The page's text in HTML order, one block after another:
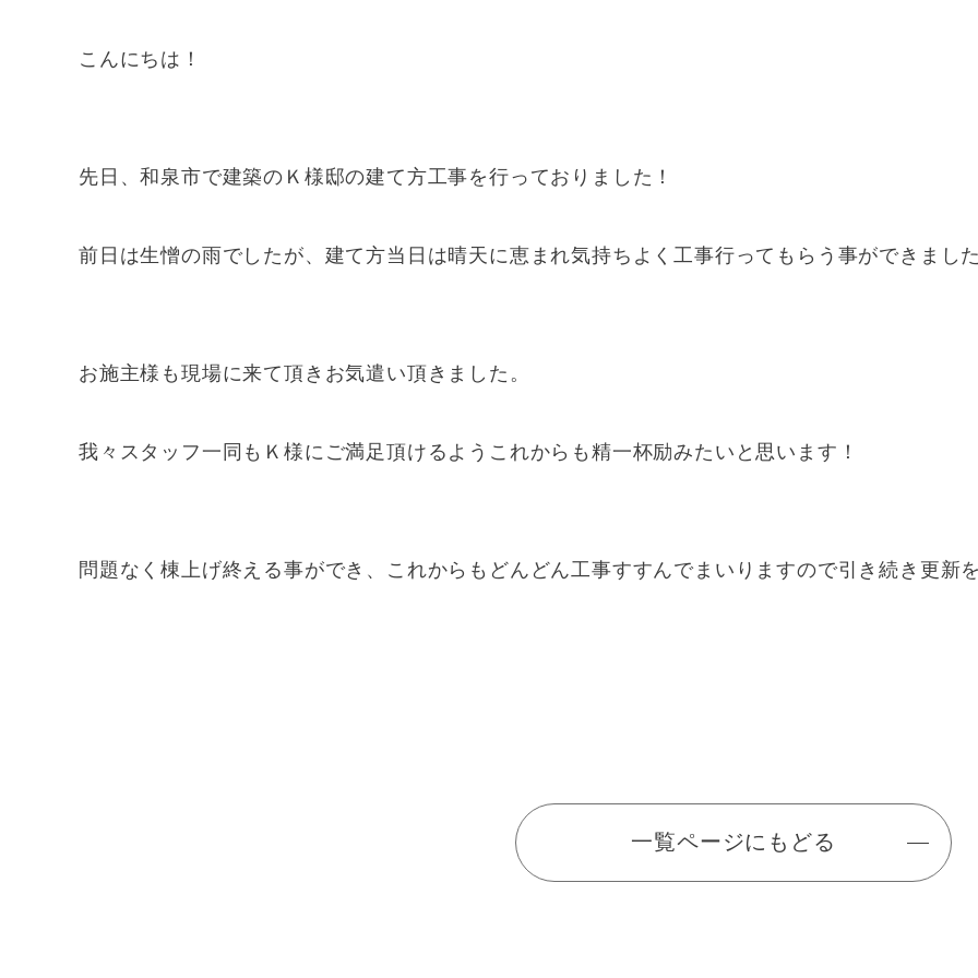
こんにちは！
先日、和泉市で建築のＫ様邸の建て方工事を行っておりました！
前日は生憎の雨でしたが、建て方当日は晴天に恵まれ気持ちよく工事行ってもらう事ができまし
お施主様も現場に来て頂きお気遣い頂きました。
我々スタッフ一同もＫ様にご満足頂けるようこれからも精一杯励みたいと思います！
問題なく棟上げ終える事ができ、これからもどんどん工事すすんでまいりますので引き続き更新
一覧ページにもどる